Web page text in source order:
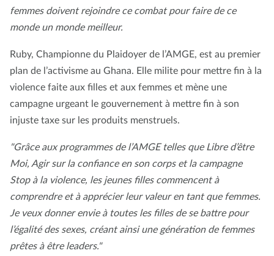
femmes doivent rejoindre ce combat pour faire de ce
monde un monde meilleur.
Ruby, Championne du Plaidoyer de l’AMGE, est au premier
plan de l’activisme au Ghana. Elle milite pour mettre fin à la
violence faite aux filles et aux femmes et mène une
campagne urgeant le gouvernement à mettre fin à son
injuste taxe sur les produits menstruels.
"Grâce aux programmes de l’AMGE telles que Libre d’être
Moi, Agir sur la confiance en son corps et la campagne
Stop à la violence, les jeunes filles commencent à
comprendre et à apprécier leur valeur en tant que femmes.
Je veux donner envie à toutes les filles de se battre pour
l’égalité des sexes, créant ainsi une génération de femmes
prêtes à être leaders."